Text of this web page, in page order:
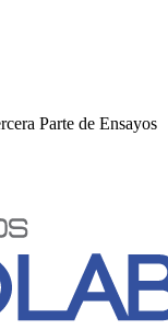
Parte de Ensayos